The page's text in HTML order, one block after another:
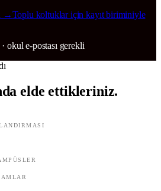
→Toplu koltuklar için kayıt biriminiyle
okul e-postası gerekli
elde ettikleriniz.